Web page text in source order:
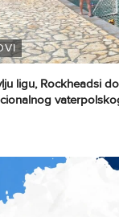
ligu, Rockheadsi